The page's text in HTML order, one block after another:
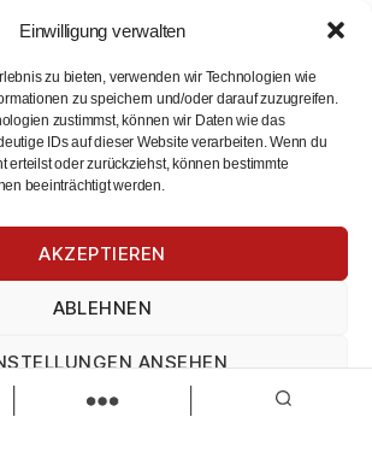
Einwilligung verwalten
zu bieten, verwenden wir Technologien wie
zu speichern und/oder darauf zuzugreifen.
zustimmst, können wir Daten wie das
IDs auf dieser Website verarbeiten. Wenn du
erteilst oder zurückziehst, können bestimmte
beeinträchtigt werden.
AKZEPTIEREN
ABLEHNEN
ANSEHEN
Impressum Impressum
Fachkraft für Metalltechnik